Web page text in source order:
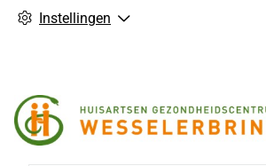
Instellingen